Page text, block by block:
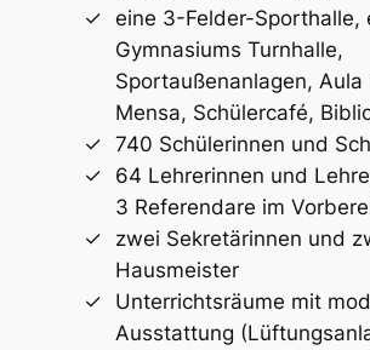
eine 3-Felder-Sporthalle,
Gymnasiums Turnhalle,
Sportaußenanlagen, Aula
Mensa, Schülercafé,
740 Schülerinnen und
64 Lehrerinnen und
3 Referendare im
zwei Sekretärinnen und
Hausmeister
Unterrichtsräume mit
Ausstattung